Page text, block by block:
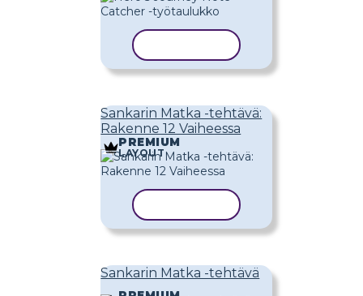
Sankarin Matka -tehtävä:
Rakenne 12 Vaiheessa
PREMIUM
LAYOUT
Sankarin Matka -tehtävä